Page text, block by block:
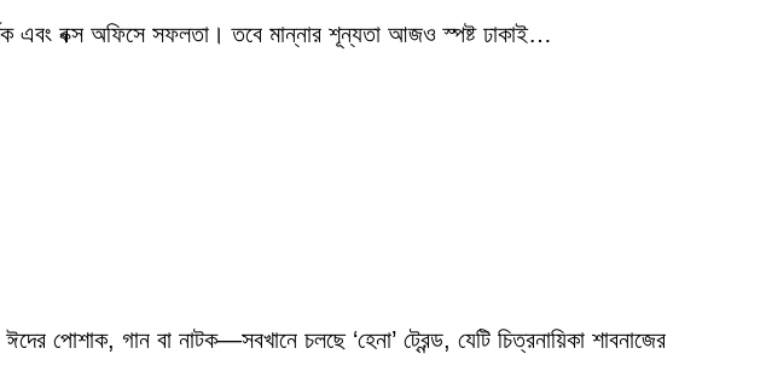
এবং বক্স অফিসে সফলতা। তবে মান্নার শূন্যতা আজও স্পষ্ট ঢাকাই…
পোশাক, গান বা নাটক—সবখানে চলছে ‘হেনা’ ট্রেন্ড, যেটি চিত্রনায়িকা শাবনাজের